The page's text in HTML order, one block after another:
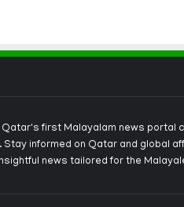
Qatar's first Malayalam news portal
informed on Qatar and global
news tailored for the